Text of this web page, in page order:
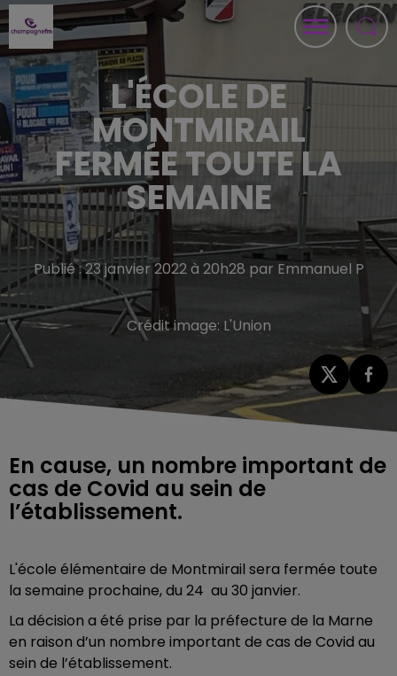
L'ÉCOLE DE
MONTMIRAIL
FERMÉE TOUTE LA
SEMAINE
Publié : 23 janvier 2022 à 20h28 par Emmanuel P
Crédit image: L'Union
En cause, un nombre important de
cas de Covid au sein de
l’établissement.
L'école élémentaire de Montmirail sera fermée toute
la semaine prochaine, du 24 au 30 janvier.
La décision a été prise par la préfecture de la Marne
en raison d’un nombre important de cas de Covid au
sein de l’établissement.